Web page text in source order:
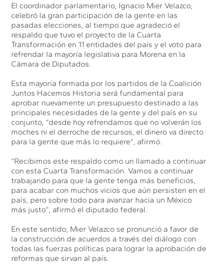
El coordinador parlamentario, Ignacio Mier Velazco,
celebró la gran participación de la gente en las
pasadas elecciones, al tiempo que agradeció el
respaldo que tuvo el proyecto de la Cuarta
Transformación en 11 entidades del país y el voto para
refrendar la mayoría legislativa para Morena en la
Cámara de Diputados.
Esta mayoría formada por los partidos de la Coalición
Juntos Hacemos Historia será fundamental para
aprobar nuevamente un presupuesto destinado a las
principales necesidades de la gente y del país en su
conjunto, “desde hoy refrendamos que no volverán los
moches ni el derroche de recursos, el dinero va directo
para la gente que más lo requiere”, afirmó.
“Recibimos este respaldo como un llamado a continuar
con esta Cuarta Transformación. Vamos a continuar
trabajando para que la gente tenga más beneficios,
para acabar con muchos vicios que aún persisten en el
país, pero sobre todo para avanzar hacia un México
más justo”, afirmó el diputado federal.
En este sentido, Mier Velazco se pronunció a favor de
la construcción de acuerdos a través del diálogo con
todas las fuerzas políticas para lograr la aprobación de
reformas que sirvan al país.